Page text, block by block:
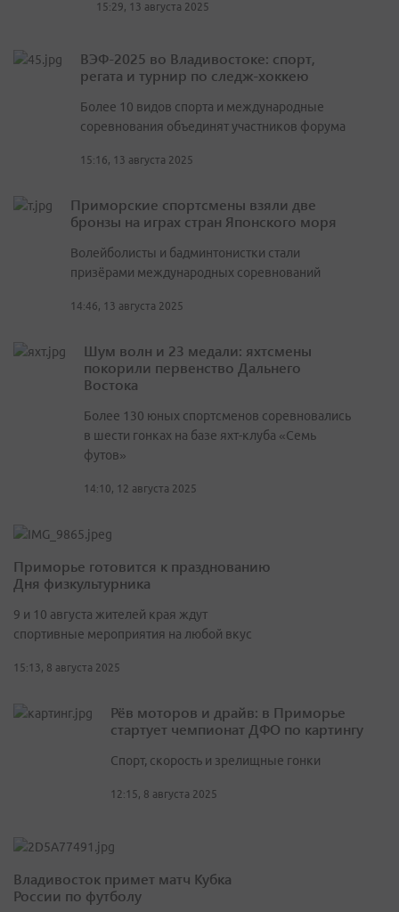
15:29, 13 августа 2025
ВЭФ-2025 во Владивостоке: спорт,
регата и турнир по следж-хоккею
Более 10 видов спорта и международные
соревнования объединят участников форума
15:16, 13 августа 2025
Приморские спортсмены взяли две
бронзы на играх стран Японского моря
Волейболисты и бадминтонистки стали
призёрами международных соревнований
14:46, 13 августа 2025
Шум волн и 23 медали: яхтсмены
покорили первенство Дальнего
Востока
Более 130 юных спортсменов соревновались
в шести гонках на базе яхт-клуба «Семь
футов»
14:10, 12 августа 2025
Приморье готовится к празднованию
Дня физкультурника
9 и 10 августа жителей края ждут
спортивные мероприятия на любой вкус
15:13, 8 августа 2025
Рёв моторов и драйв: в Приморье
стартует чемпионат ДФО по картингу
Спорт, скорость и зрелищные гонки
12:15, 8 августа 2025
Владивосток примет матч Кубка
России по футболу